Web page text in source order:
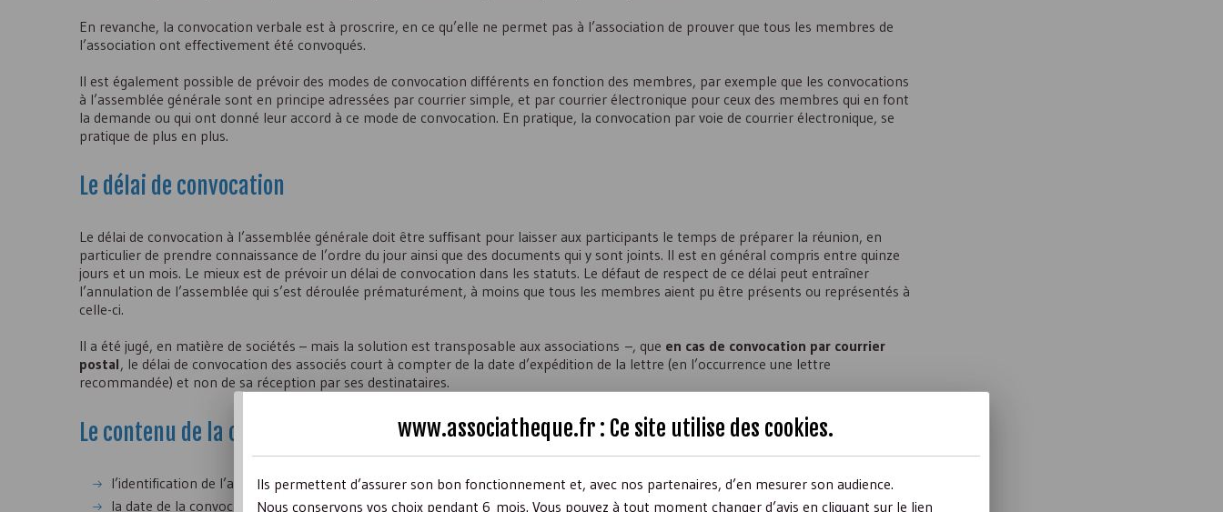
En revanche, la convocation verbale est à proscrire, en ce qu’elle ne permet pas à l’association de prouver que tous les membres de
l’association ont effectivement été convoqués.
Il est également possible de prévoir des modes de convocation différents en fonction des membres, par exemple que les convocations
à l’assemblée générale sont en principe adressées par courrier simple, et par courrier électronique pour ceux des membres qui en font
la demande ou qui ont donné leur accord à ce mode de convocation. En pratique, la convocation par voie de courrier électronique, se
pratique de plus en plus.
Le délai de convocation
Le délai de convocation à l’assemblée générale doit être suffisant pour laisser aux participants le temps de préparer la réunion, en
particulier de prendre connaissance de l’ordre du jour ainsi que des documents qui y sont joints. Il est en général compris entre quinze
jours et un mois. Le mieux est de prévoir un délai de convocation dans les statuts. Le défaut de respect de ce délai peut entraîner
l’annulation de l’assemblée qui s’est déroulée prématurément, à moins que tous les membres aient pu être présents ou représentés à
celle-ci.
Il a été jugé, en matière de sociétés – mais la solution est transposable aux associations –, que en cas de convocation par courrier
postal, le délai de convocation des associés court à compter de la date d’expédition de la lettre (en l’occurrence une lettre
recommandée) et non de sa réception par ses destinataires.
Le contenu de la convocation
l’identification de l’association ;
la date de la convocation ;
www.associatheque.fr : Ce site utilise des cookies.
Ils permettent d’assurer son bon fonctionnement et, avec nos partenaires, d’en mesurer son audience.
Nous conservons vos choix pendant 6 mois. Vous pouvez à tout moment changer d’avis en cliquant sur le lien